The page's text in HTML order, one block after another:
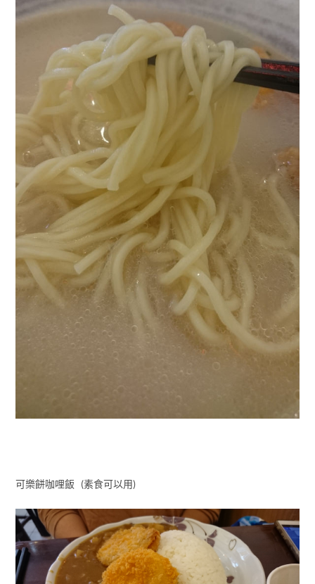
可樂餅咖哩飯 (素食可以用)